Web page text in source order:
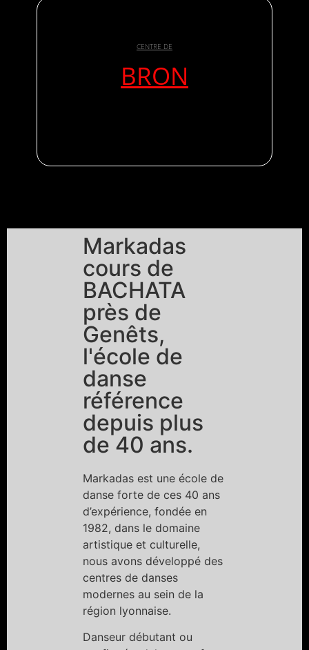
CENTRE DE
BRON
Markadas
cours de
BACHATA
près de
Genêts,
l'école de
danse
référence
depuis plus
de 40 ans.
Markadas est une école de
danse forte de ces 40 ans
d’expérience, fondée en
1982, dans le domaine
artistique et culturelle,
nous avons développé des
centres de danses
modernes au sein de la
région lyonnaise.
Danseur débutant ou